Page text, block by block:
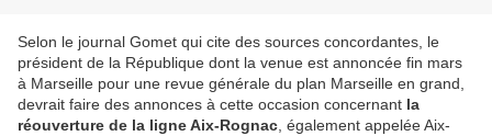
Selon le journal Gomet qui cite des sources concordantes, le
président de la République dont la venue est annoncée fin mars
à Marseille pour une revue générale du plan Marseille en grand,
devrait faire des annonces à cette occasion concernant la
réouverture de la ligne Aix-Rognac , également appelée Aix-